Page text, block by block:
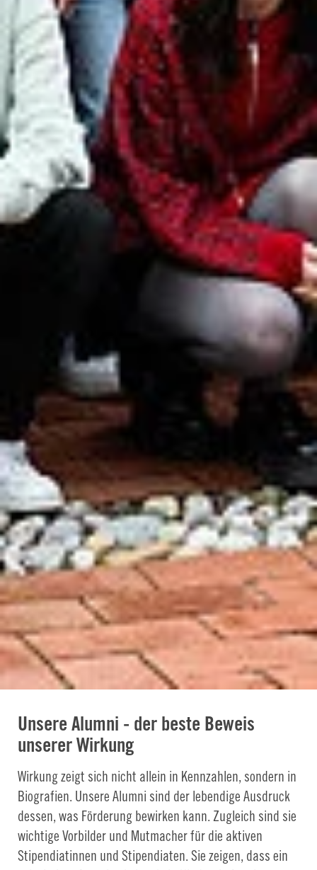
Unsere Alumni - der beste Beweis
unserer Wirkung
Wirkung zeigt sich nicht allein in Kennzahlen, sondern in
Biografien. Unsere Alumni sind der lebendige Ausdruck
dessen, was Förderung bewirken kann. Zugleich sind sie
wichtige Vorbilder und Mutmacher für die aktiven
Stipendiatinnen und Stipendiaten. Sie zeigen, dass ein